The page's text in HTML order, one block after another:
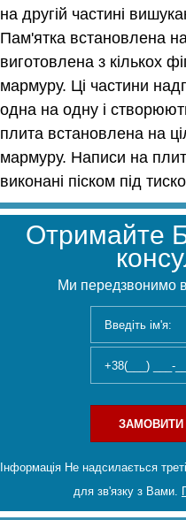
на другій частині
Пам'ятка встановлена
виготовлена ​​з кількох
мармуру. Ці частини
одна на одну і
плита встановлена ​​на
мармуру. Написи на
виконані піском під
Ми передзвонимо
ЗАМОВИТИ
Інформація Не надсилається
для зв'язку з Вами.